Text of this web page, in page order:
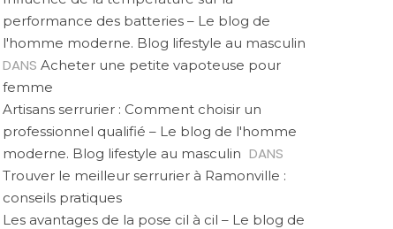
performance des batteries – Le blog de
l'homme moderne. Blog lifestyle au masculin
DANS Acheter une petite vapoteuse pour
femme
Artisans serrurier : Comment choisir un
professionnel qualifié – Le blog de l'homme
moderne. Blog lifestyle au masculin DANS
Trouver le meilleur serrurier à Ramonville :
conseils pratiques
Les avantages de la pose cil à cil – Le blog de